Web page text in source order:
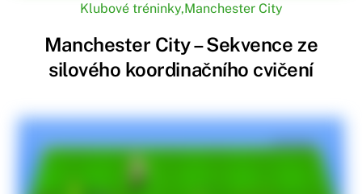
Klubové tréninky,Manchester City
Manchester City – Sekvence ze
silového koordinačního cvičení